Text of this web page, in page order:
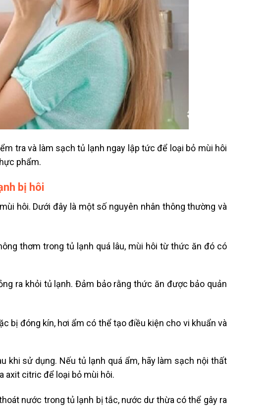
tra và làm sạch tủ lạnh ngay lập tức để loại bỏ mùi hôi
phẩm.
bị hôi
hôi. Dưới đây là một số nguyên nhân thông thường và
thơm trong tủ lạnh quá lâu, mùi hôi từ thức ăn đó có
ra khỏi tủ lạnh. Đảm bảo rằng thức ăn được bảo quản
bị đóng kín, hơi ẩm có thể tạo điều kiện cho vi khuẩn và
khi sử dụng. Nếu tủ lạnh quá ẩm, hãy làm sạch nội thất
axit citric để loại bỏ mùi hôi.
nước trong tủ lạnh bị tắc, nước dư thừa có thể gây ra